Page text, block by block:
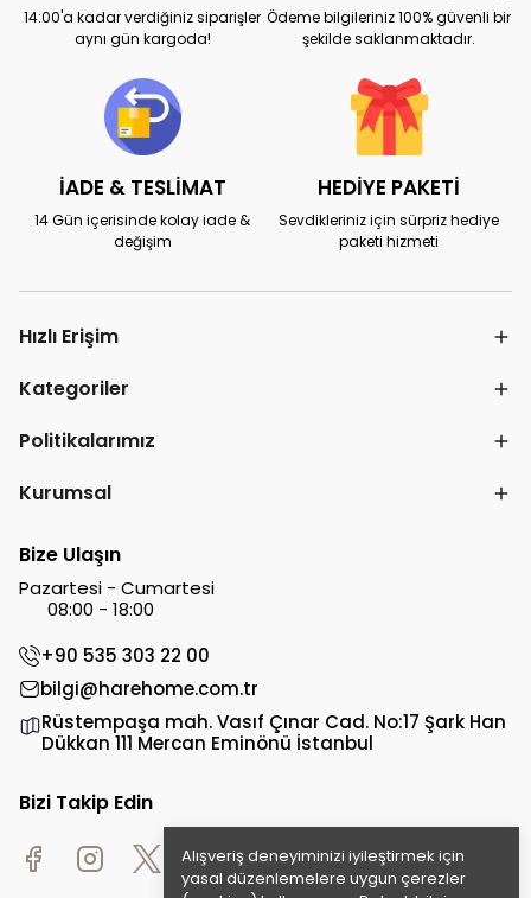
Alışveriş deneyiminizi iyileştirmek için
yasal düzenlemelere uygun çerezler
14:00'a kadar verdiğiniz siparişler
aynı gün kargoda!
Ödeme bilgileriniz 100% güvenli bir
şekilde saklanmaktadır.
İADE & TESLİMAT
14 Gün içerisinde kolay iade &
değişim
HEDİYE PAKETİ
Sevdikleriniz için sürpriz hediye
paketi hizmeti
Hızlı Erişim
Kategoriler
Politikalarımız
Kurumsal
Bize Ulaşın
Pazartesi - Cumartesi
08:00 - 18:00
+90 535 303 22 00
bilgi@harehome.com.tr
Rüstempaşa mah. Vasıf Çınar Cad. No:17 Şark Han
Dükkan 111 Mercan Eminönü İstanbul
Bizi Takip Edin